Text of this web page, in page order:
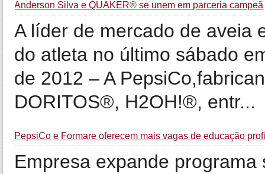
Anderson Silva e QUAKER® se unem em parceria campeã
A líder de mercado de aveia
do atleta no último sábado
de 2012 – A
DORITOS®, H2OH!®, entr...
PepsiCo e Formare oferecem mais vagas de educação
Empresa expande